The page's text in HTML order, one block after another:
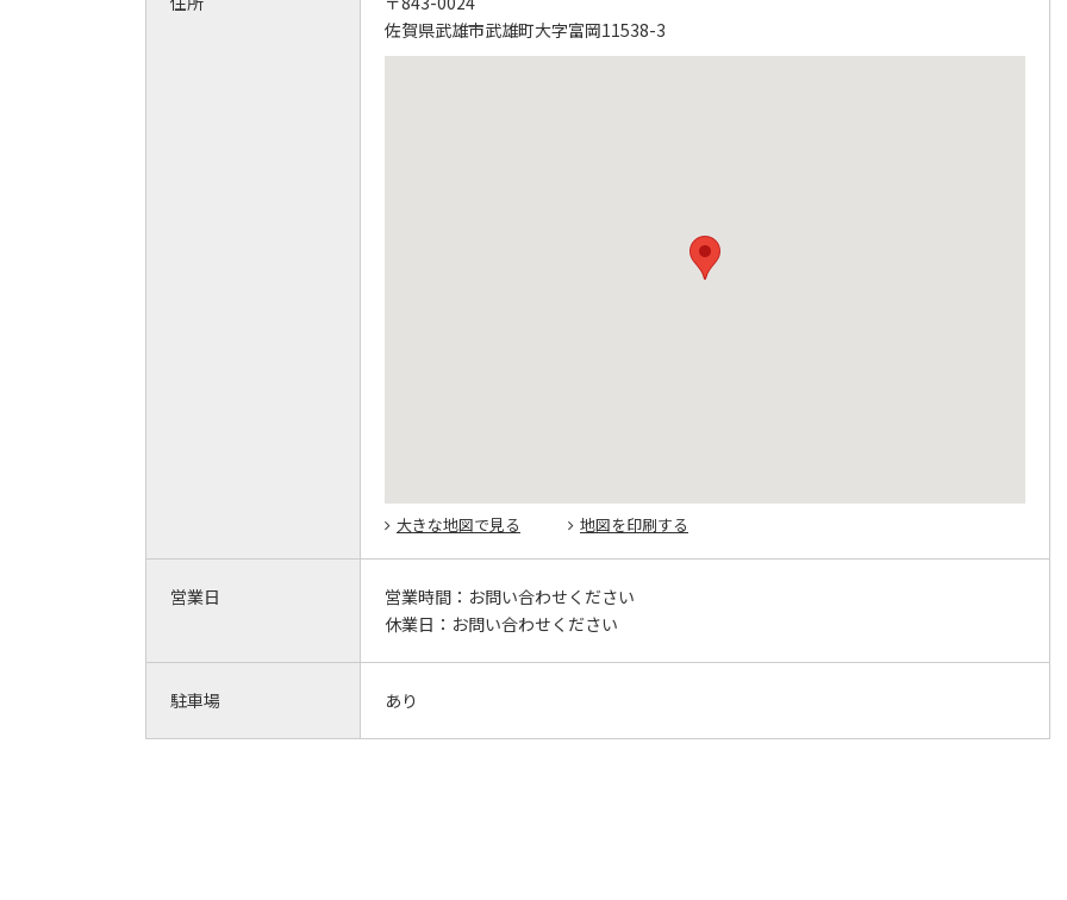
佐賀県武雄市武雄町大字富岡11538-3
大きな地図で見る 地図を印刷する
営業日 営業時間： お問い合わせください
休業日： お問い合わせください
駐車場 あり